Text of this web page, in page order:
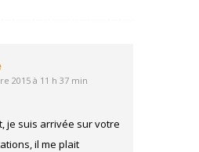
2015 à 11 h 37 min
je suis arrivée sur votre
il me plait